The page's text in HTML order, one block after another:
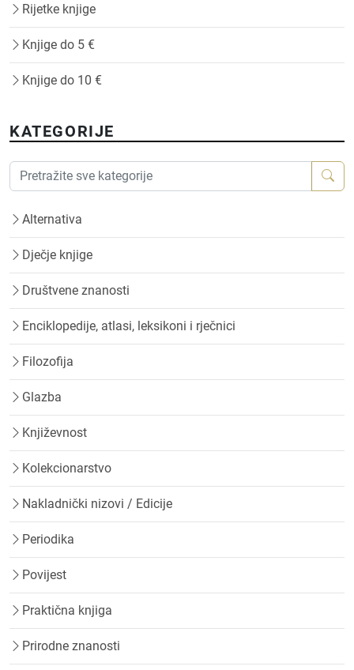
Rijetke knjige
Knjige do 5 €
Knjige do 10 €
KATEGORIJE
Alternativa
Dječje knjige
Društvene znanosti
Enciklopedije, atlasi, leksikoni i rječnici
Filozofija
Glazba
Književnost
Kolekcionarstvo
Nakladnički nizovi / Edicije
Periodika
Povijest
Praktična knjiga
Prirodne znanosti